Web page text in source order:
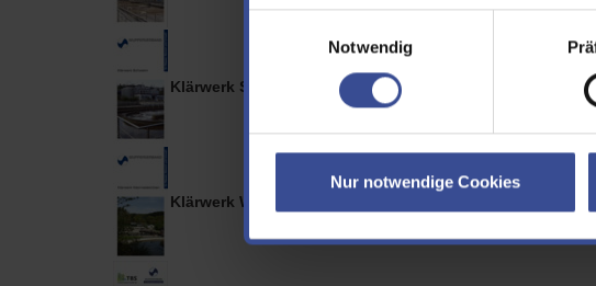
Notwendig
Nur notwendige Cookies
Klärwerk Schwelm (Flyer)
Klärwerk Wermelskirchen (Flyer)